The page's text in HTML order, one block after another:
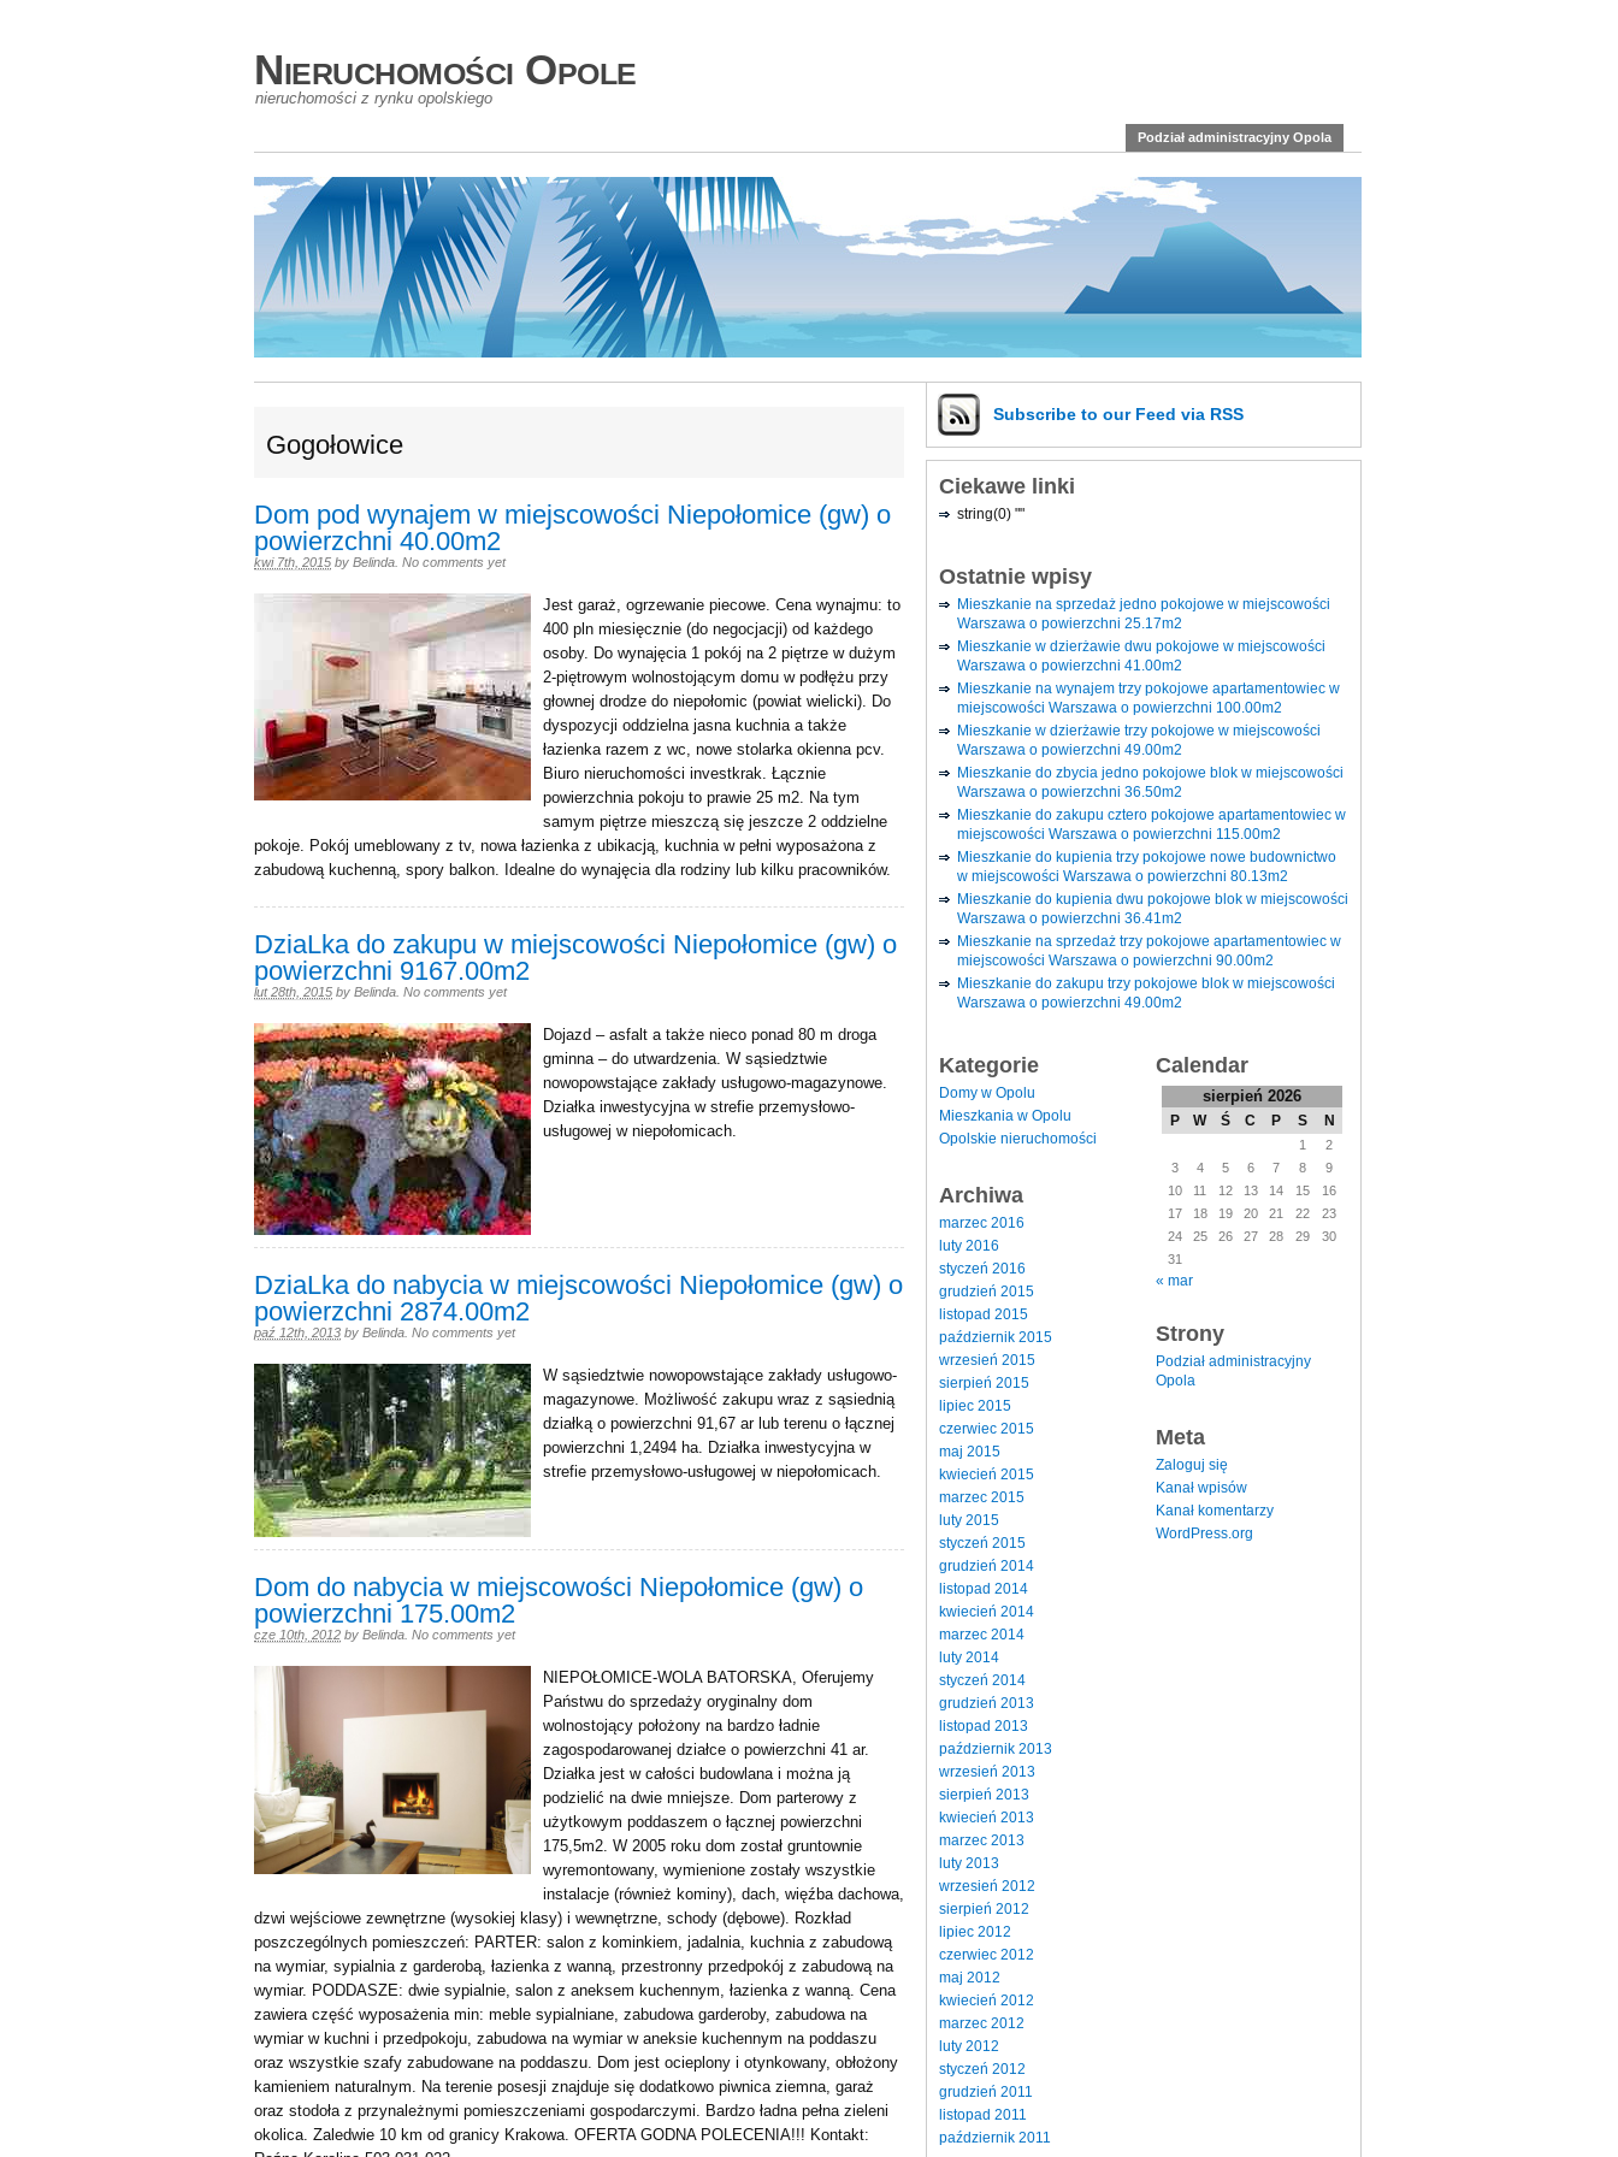
Nieruchomości Opole
nieruchomości z rynku opolskiego
Podział administracyjny Opola
Gogołowice
Dom pod wynajem w miejscowości Niepołomice (gw) o
powierzchni 40.00m2
kwi 7th, 2015 by Belinda No comments yet
Jest garaż, ogrzewanie piecowe. Cena wynajmu: to
400 pln miesięcznie (do negocjacji) od każdego
osoby. Do wynajęcia 1 pokój na 2 piętrze w dużym
2-piętrowym wolnostojącym domu w podłężu przy
głownej drodze do niepołomic (powiat wielicki). Do
dyspozycji oddzielna jasna kuchnia a także
łazienka razem z wc, nowe stolarka okienna pcv.
Biuro nieruchomości investkrak. Łącznie
powierzchnia pokoju to prawie 25 m2. Na tym
samym piętrze mieszczą się jeszcze 2 oddzielne
pokoje. Pokój umeblowany z tv, nowa łazienka z ubikacją, kuchnia w pełni wyposażona z
zabudową kuchenną, spory balkon. Idealne do wynajęcia dla rodziny lub kilku pracowników.
DziaLka do zakupu w miejscowości Niepołomice (gw) o
powierzchni 9167.00m2
lut 28th, 2015 by Belinda No comments yet
Dojazd – asfalt a także nieco ponad 80 m droga
gminna – do utwardzenia. W sąsiedztwie
nowopowstające zakłady usługowo-magazynowe.
Działka inwestycyjna w strefie przemysłowo-
usługowej w niepołomicach.
DziaLka do nabycia w miejscowości Niepołomice (gw) o
powierzchni 2874.00m2
paź 12th, 2013 by Belinda No comments yet
W sąsiedztwie nowopowstające zakłady usługowo-
magazynowe. Możliwość zakupu wraz z sąsiednią
działką o powierzchni 91,67 ar lub terenu o łącznej
powierzchni 1,2494 ha. Działka inwestycyjna w
strefie przemysłowo-usługowej w niepołomicach.
Dom do nabycia w miejscowości Niepołomice (gw) o
powierzchni 175.00m2
cze 10th, 2012 by Belinda No comments yet
NIEPOŁOMICE-WOLA BATORSKA, Oferujemy
Państwu do sprzedaży oryginalny dom
wolnostojący położony na bardzo ładnie
zagospodarowanej działce o powierzchni 41 ar.
Działka jest w całości budowlana i można ją
podzielić na dwie mniejsze. Dom parterowy z
użytkowym poddaszem o łącznej powierzchni
175,5m2. W 2005 roku dom został gruntownie
wyremontowany, wymienione zostały wszystkie
instalacje (również kominy), dach, więźba dachowa,
dzwi wejściowe zewnętrzne (wysokiej klasy) i wewnętrzne, schody (dębowe). Rozkład
poszczególnych pomieszczeń: PARTER: salon z kominkiem, jadalnia, kuchnia z zabudową
na wymiar, sypialnia z garderobą, łazienka z wanną, przestronny przedpokój z zabudową na
wymiar. PODDASZE: dwie sypialnie, salon z aneksem kuchennym, łazienka z wanną. Cena
zawiera część wyposażenia min: meble sypialniane, zabudowa garderoby, zabudowa na
wymiar w kuchni i przedpokoju, zabudowa na wymiar w aneksie kuchennym na poddaszu
oraz wszystkie szafy zabudowane na poddaszu. Dom jest ocieplony i otynkowany, obłożony
kamieniem naturalnym. Na terenie posesji znajduje się dodatkowo piwnica ziemna, garaż
oraz stodoła z przynależnymi pomieszczeniami gospodarczymi. Bardzo ładna pełna zieleni
okolica. Zaledwie 10 km od granicy Krakowa. OFERTA GODNA POLECENIA!!! Kontakt:
Subscribe to our Feed via RSS
Ciekawe linki
string(0) ""
Ostatnie wpisy
Mieszkanie na sprzedaż jedno pokojowe w miejscowości
Warszawa o powierzchni 25.17m2
Mieszkanie w dzierżawie dwu pokojowe w miejscowości
Warszawa o powierzchni 41.00m2
Mieszkanie na wynajem trzy pokojowe apartamentowiec w
miejscowości Warszawa o powierzchni 100.00m2
Mieszkanie w dzierżawie trzy pokojowe w miejscowości
Warszawa o powierzchni 49.00m2
Mieszkanie do zbycia jedno pokojowe blok w miejscowości
Warszawa o powierzchni 36.50m2
Mieszkanie do zakupu cztero pokojowe apartamentowiec w
miejscowości Warszawa o powierzchni 115.00m2
Mieszkanie do kupienia trzy pokojowe nowe budownictwo
w miejscowości Warszawa o powierzchni 80.13m2
Mieszkanie do kupienia dwu pokojowe blok w miejscowości
Warszawa o powierzchni 36.41m2
Mieszkanie na sprzedaż trzy pokojowe apartamentowiec w
miejscowości Warszawa o powierzchni 90.00m2
Mieszkanie do zakupu trzy pokojowe blok w miejscowości
Warszawa o powierzchni 49.00m2
Kategorie
Domy w Opolu
Mieszkania w Opolu
Opolskie nieruchomości
Archiwa
marzec 2016
luty 2016
styczeń 2016
grudzień 2015
listopad 2015
październik 2015
wrzesień 2015
sierpień 2015
lipiec 2015
czerwiec 2015
maj 2015
kwiecień 2015
marzec 2015
luty 2015
styczeń 2015
grudzień 2014
listopad 2014
kwiecień 2014
marzec 2014
luty 2014
styczeń 2014
grudzień 2013
listopad 2013
październik 2013
wrzesień 2013
sierpień 2013
kwiecień 2013
marzec 2013
luty 2013
wrzesień 2012
sierpień 2012
lipiec 2012
czerwiec 2012
maj 2012
kwiecień 2012
marzec 2012
luty 2012
styczeń 2012
grudzień 2011
listopad 2011
październik 2011
Calendar
sierpień 2026
P W Ś C P S N
1
2
3
4 5 6 7 8
9
10
11 12 13 14 15
16
17
18 19 20 21 22
23
24
25 26 27 28 29
30
31
« mar
Strony
Podział administracyjny
Opola
Meta
Zaloguj się
Kanał wpisów
Kanał komentarzy
WordPress.org